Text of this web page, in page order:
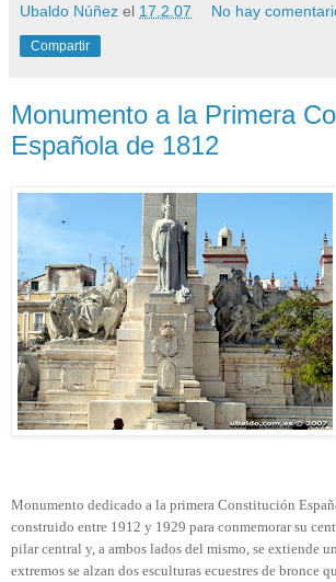
Ubaldo Núñez el 17.2.07 No hay
Compartir
Monumento a la Primera
Española de 1812
Monumento dedicado a la primera Constitución
construido entre 1912 y 1929 para conmemorar su
pilar central y, a ambos lados del mismo, se extiende
extremos se alzan dos esculturas ecuestres de bronce